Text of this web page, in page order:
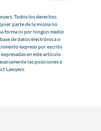
Todos los derechos
parte de la misma no
forma ni por ningún medio
de datos electrónica o
expreso por escrito
en este artículo
las posiciones o
Lawyers.